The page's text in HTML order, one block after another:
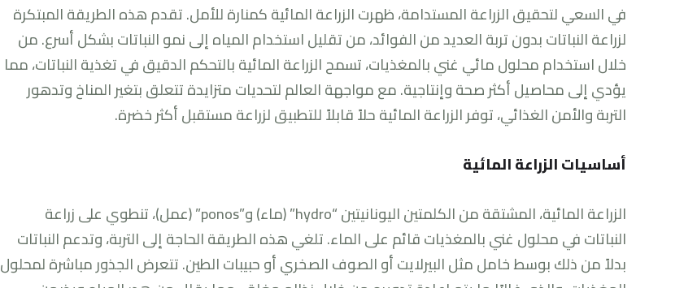
في السعي لتحقيق الزراعة المستدامة، ظهرت الزراعة المائية كمنارة للأمل. تقدم هذه الطريقة المبتكرة
لزراعة النباتات بدون تربة العديد من الفوائد، من تقليل استخدام المياه إلى نمو النباتات بشكل أسرع. من
خلال استخدام محلول مائي غني بالمغذيات، تسمح الزراعة المائية بالتحكم الدقيق في تغذية النباتات، مما
يؤدي إلى محاصيل أكثر صحة وإنتاجية. مع مواجهة العالم لتحديات متزايدة تتعلق بتغير المناخ وتدهور
التربة والأمن الغذائي، توفر الزراعة المائية حلاً قابلاً للتطبيق لزراعة مستقبل أكثر خضرة.
أساسيات الزراعة المائية
الزراعة المائية، المشتقة من الكلمتين اليونانيتين “hydro” (ماء) و”ponos” (عمل)، تنطوي على زراعة
النباتات في محلول غني بالمغذيات قائم على الماء. تلغي هذه الطريقة الحاجة إلى التربة، وتدعم النباتات
بدلاً من ذلك بوسط خامل مثل البيرلايت أو الصوف الصخري أو حبيبات الطين. تتعرض الجذور مباشرة لمحلول